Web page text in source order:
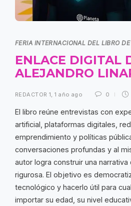
FERIA INTERNACIONAL DEL LIBRO
ENLACE DIGITAL
ALEJANDRO
REDACTOR 1 ,1 año ago 0
El libro reúne entrevistas con
artificial, plataformas digitales,
emprendimiento y políticas
conversaciones profundas y al
autor logra construir una narrativa
rigurosa. El objetivo es
tecnológico y hacerlo útil para
importar su edad, su nivel